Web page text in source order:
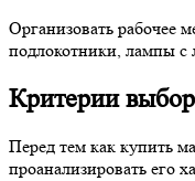
Организовать рабочее
подлокотники, лампы с
Критерии
Перед тем как купить
проанализировать его